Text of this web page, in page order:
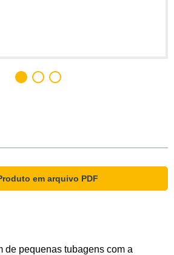
em arquivo PDF
de pequenas tubagens com a